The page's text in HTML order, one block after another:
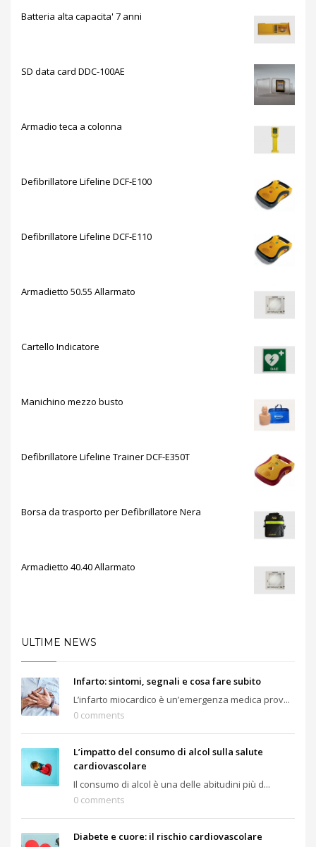
Batteria alta capacita' 7 anni
SD data card DDC-100AE
Armadio teca a colonna
Defibrillatore Lifeline DCF-E100
Defibrillatore Lifeline DCF-E110
Armadietto 50.55 Allarmato
Cartello Indicatore
Manichino mezzo busto
Defibrillatore Lifeline Trainer DCF-E350T
Borsa da trasporto per Defibrillatore Nera
Armadietto 40.40 Allarmato
ULTIME NEWS
Infarto: sintomi, segnali e cosa fare subito
L’infarto miocardico è un’emergenza medica prov...
0 comments
L’impatto del consumo di alcol sulla salute
cardiovascolare
Il consumo di alcol è una delle abitudini più d...
0 comments
Diabete e cuore: il rischio cardiovascolare